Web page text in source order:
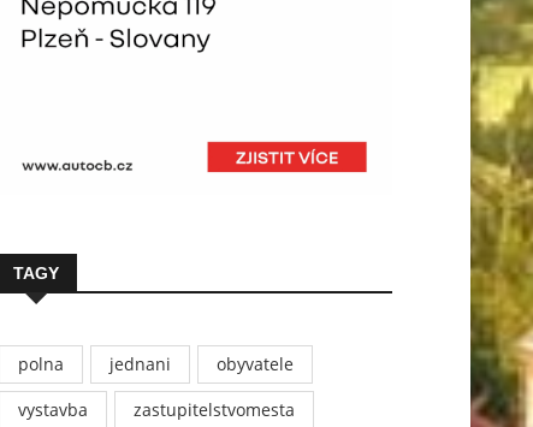
TAGY
polna jednani
obyvatele
vystavba
zastupitelstvomesta